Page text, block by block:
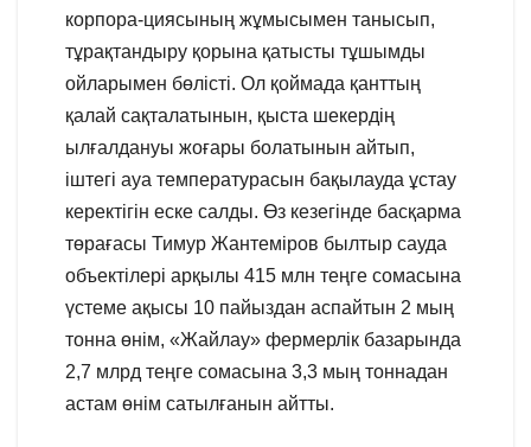
корпора-циясының жұмысымен танысып,
тұрақтандыру қорына қатысты тұшымды
ойларымен бөлісті. Ол қоймада қанттың
қалай сақталатынын, қыста шекердің
ылғалдануы жоғары болатынын айтып,
іштегі ауа температурасын бақылауда ұстау
керектігін еске салды. Өз кезегінде басқарма
төрағасы Тимур Жантеміров былтыр сауда
объектілері арқылы 415 млн теңге сомасына
үстеме ақысы 10 пайыздан аспайтын 2 мың
тонна өнім, «Жайлау» фермерлік базарында
2,7 млрд теңге сомасына 3,3 мың тоннадан
астам өнім сатылғанын айтты.